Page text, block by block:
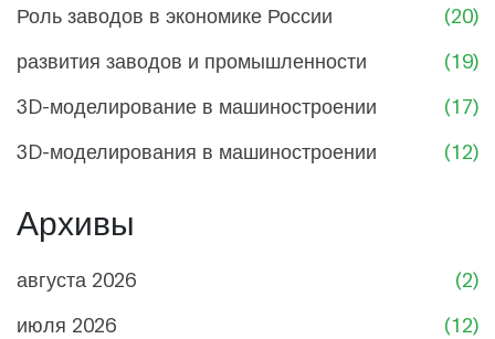
Роль заводов в экономике России
(20)
развития заводов и промышленности
(19)
3D-моделирование в машиностроении
(17)
3D-моделирования в машиностроении
(12)
Архивы
августа 2026
(2)
июля 2026
(12)